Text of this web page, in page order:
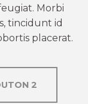
Morbi
tincidunt id
placerat.
2